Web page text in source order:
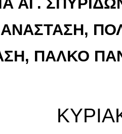
ΠΑΛΚΟ
ΤΟΥ